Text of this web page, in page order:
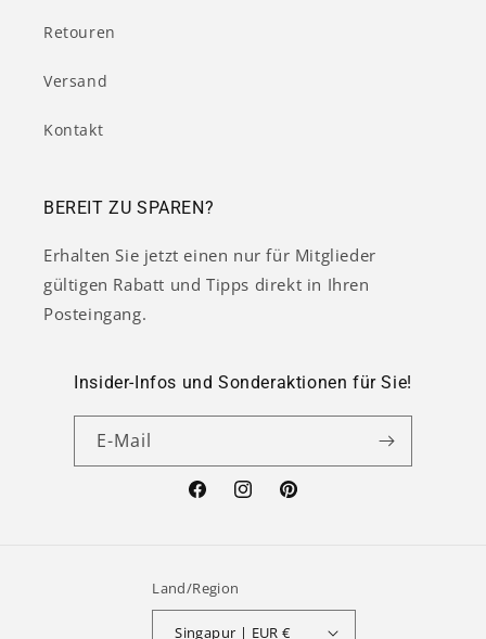
Retouren
Versand
Kontakt
BEREIT ZU SPAREN?
Erhalten Sie jetzt einen nur für Mitglieder
gültigen Rabatt und Tipps direkt in Ihren
Posteingang.
Insider-Infos und Sonderaktionen für Sie!
E-Mail
FacebookInstagramPinterest
Land/Region
Singapur | EUR €